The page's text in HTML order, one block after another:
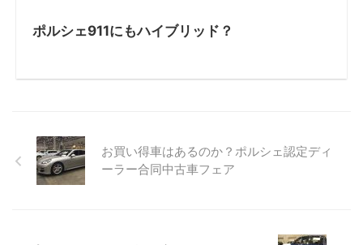
ポルシェ911にもハイブリッド？
お買い得車はあるのか？ポルシェ認定ディ
ーラー合同中古車フェア